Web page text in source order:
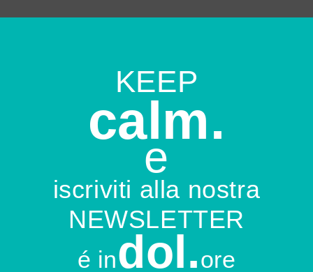
KEEP
calm.
e
iscriviti alla nostra
NEWSLETTER
é indol.ore